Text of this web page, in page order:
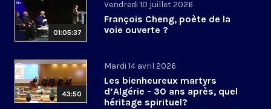
01:05:37
Vendredi 10 juillet 2026
François Cheng, poète de la
voie ouverte ?
43:50
Mardi 14 avril 2026
Les bienheureux martyrs
d’Algérie - 30 ans après, quel
héritage spirituel?